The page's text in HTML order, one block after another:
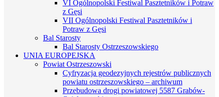
VI Ogólnopolski Festiwal Pasztetników i Potraw
z Gęsi
VII Ogólnopolski Festiwal Pasztetników i
Potraw z Gęsi
Bal Starosty
Bal Starosty Ostrzeszowskiego
UNIA EUROPEJSKA
Powiat Ostrzeszowski
Cyfryzacja geodezyjnych rejestrów publicznych
powiatu ostrzeszowskiego – archiwum
Przebudowa drogi powiatowej 5587 Grabów-